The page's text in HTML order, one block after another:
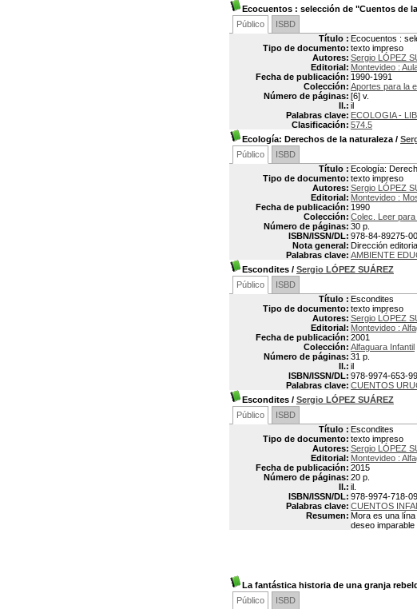
Ecocuentos : selección de "Cuentos de
Público
ISBD
Título : Ecocuentos :
Tipo de documento: texto impreso
Autores: Sergio LÓPEZ
Editorial: Montevideo :
Fecha de publicación: 1990-1991
Colección: Aportes para la
Número de páginas: [6] v.
Il.: il
Palabras clave: ECOLOGIA -
Clasificación: 574.5
Ecología: Derechos de la naturaleza /
Público
ISBD
Título : Ecología:
Tipo de documento: texto impreso
Autores: Sergio LÓPEZ
Editorial: Montevideo :
Fecha de publicación: 1990
Colección: Colec. Leer
Número de páginas: 30 p.
ISBN/ISSN/DL: 978-84-89275-
Nota general: Dirección
Palabras clave: AMBIENTE
Escondites / Sergio LÓPEZ SUÁREZ
Público
ISBD
Título : Escondites
Tipo de documento: texto impreso
Autores: Sergio LÓPEZ
Editorial: Montevideo :
Fecha de publicación: 2001
Colección: Alfaguara Infantil
Número de páginas: 31 p.
Il.: il
ISBN/ISSN/DL: 978-9974-653-
Palabras clave: CUENTOS
Escondites / Sergio LÓPEZ SUÁREZ
Público
ISBD
Título : Escondites
Tipo de documento: texto impreso
Autores: Sergio LÓPEZ
Editorial: Montevideo :
Fecha de publicación: 2015
Número de páginas: 20 p.
Il.: il.
ISBN/ISSN/DL: 978-9974-718-
Palabras clave: CUENTOS
Resumen: Mora es una
deseo
La fantástica historia de una granja
Público
ISBD